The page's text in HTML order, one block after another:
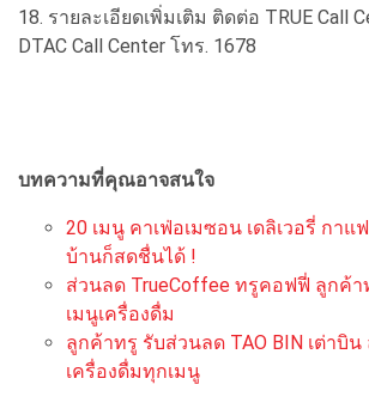
18. รายละเอียดเพิ่มเติม ติดต่อ TRUE Call
DTAC Call Center โทร. 1678
บทความที่คุณอาจสนใจ
20 เมนู คาเฟ่อเมซอน เดลิเวอรี่ กา
บ้านก็สดชื่นได้ !
ส่วนลด TrueCoffee ทรูคอฟฟี่ ลูกค้า
เมนูเครื่องดื่ม
ลูกค้าทรู รับส่วนลด TAO BIN เต่าบิ
เครื่องดื่มทุกเมนู